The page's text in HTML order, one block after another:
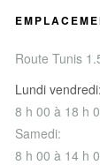
Route Tunis
Lundi vendredi:
8 h 00 à 18 h
Samedi:
8 h 00 à 14 h